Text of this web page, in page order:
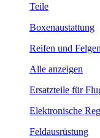
Teile
Boxenaustattung
Reifen und Felgen
Alle anzeigen
Ersatzteile für
Elektronische
Feldausrüstung